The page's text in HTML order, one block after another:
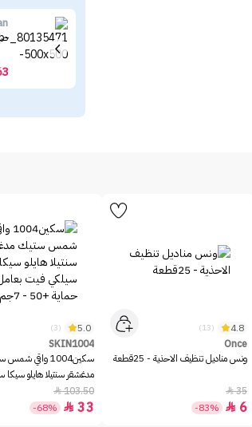
4.8
(13)
Once
ونس مناديل تنظيف الاحذية - 25قطعة
35

6

-83%
5.0
(3)
SKIN1004
سكين1004 واقي
مدغشقر سنتيلا هايلو
بعامل حماية +50 - 7جم
103.50

33

-68%